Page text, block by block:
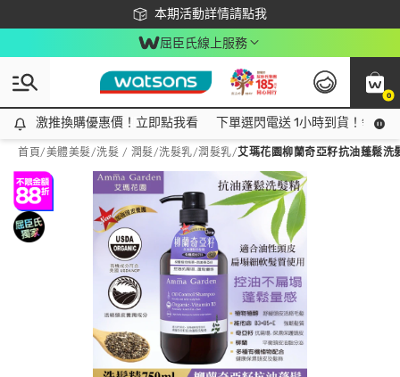
本期活動詳情請點我
下載app最高回饋$350
屈臣氏線上服務
0
激推換購優惠價！立即點我看
激推換購優惠價！立即點我看 下單選閃電送 1小時到貨！領神
首頁/美體美髮/洗髮 / 潤髮/洗髮乳/潤髮乳/艾瑪花園柳蘭奇亞籽抗油蓬鬆洗